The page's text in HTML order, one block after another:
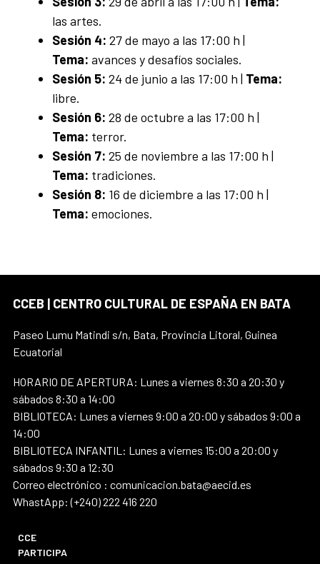
las artes.
Sesión 4: 27 de mayo a las 17:00 h |
Tema: avances y desafíos sociales.
Sesión 5: 24 de junio a las 17:00 h | Tema:
libre.
Sesión 6: 28 de octubre a las 17:00 h |
Tema: terror.
Sesión 7: 25 de noviembre a las 17:00 h |
Tema: tradiciones.
Sesión 8: 16 de diciembre a las 17:00 h |
Tema: emociones.
CCEB | CENTRO CULTURAL DE ESPAÑA EN BATA
Paseo Lumu Matindi s/n, Bata, Provincia Litoral, Guinea
Ecuatorial
HORARIO DE APERTURA: Lunes a viernes 8:30 a 20:30 y
sábados 8:30 a 14:00
BIBLIOTECA: Lunes a viernes 9:00 a 20:00 y sábados 9:00 a
14:00
BIBLIOTECA INFANTIL: Lunes a viernes 15:00 a 20:00 y
sábados 9:30 a 12:30
Correo electrónico : comunicacion.bata@aecid.es
WhastApp: (+240) 222 416 220
CCE
PARTICIPA